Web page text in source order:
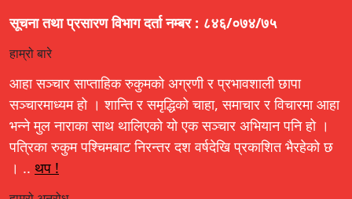
सूचना तथा प्रसारण विभाग दर्ता नम्बर : ८४६/०७४/७५
हाम्रो बारे
आहा सञ्चार साप्ताहिक रुकुमको अग्रणी र प्रभावशाली छापा
सञ्चारमाध्यम हो । शान्ति र समृद्धिको चाहा, समाचार र विचारमा आहा
भन्ने मुल नाराका साथ थालिएको यो एक सञ्चार अभियान पनि हो ।
पत्रिका रुकुम पश्चिमबाट निरन्तर दश वर्षदेखि प्रकाशित भैरहेको छ
। .. थप !